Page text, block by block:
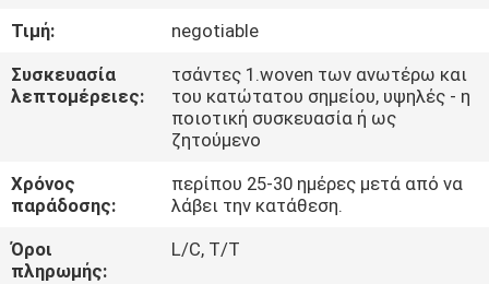
ΕΛΆΤΕ
ΣΕ
ΕΠΑΦΉ
ΕΙΔΉΣΕΙΣ
Τιμή:
negotiable
Συσκευασία
λεπτομέρειες:
τσάντες 1.woven των ανωτέρω και
του κατώτατου σημείου, υψηλές - η
ποιοτική συσκευασία ή ως
ζητούμενο
Χρόνος
παράδοσης:
περίπου 25-30 ημέρες μετά από να
λάβει την κατάθεση.
Όροι
πληρωμής:
L/C, T/T